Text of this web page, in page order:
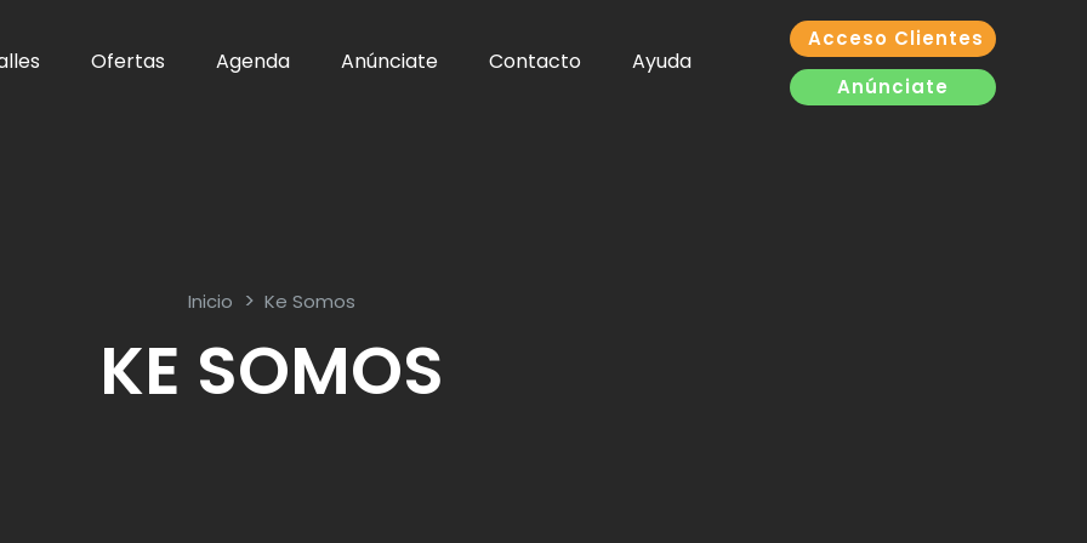
Ofertas Agenda Anúnciate Contacto Ayuda
Acceso Clientes
Anúnciate
Inicio Ke Somos
KE SOMOS